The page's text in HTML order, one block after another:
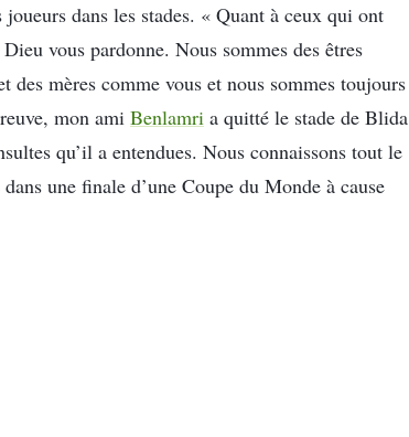
dans les stades. « Quant à ceux qui ont
vous pardonne. Nous sommes des êtres
mères comme vous et nous sommes toujours
mon ami Benlamri a quitté le stade de Blida
qu’il a entendues. Nous connaissons tout le
une finale d’une Coupe du Monde à cause